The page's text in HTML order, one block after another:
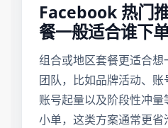
Facebook 热门
餐一般适合谁下单
组合或地区套餐更适合
团队，比如品牌活动、
账号起量以及阶段性冲
小单，这类方案通常更